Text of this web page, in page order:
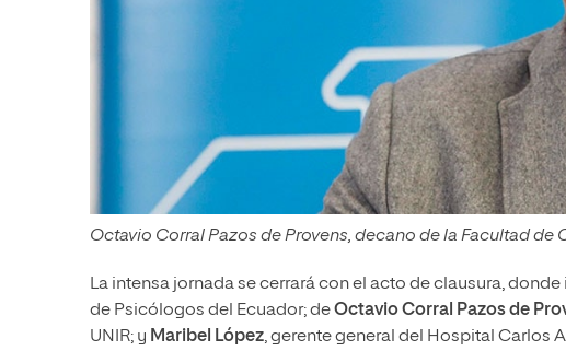
Octavio Corral Pazos de Provens, decano de la Facultad de
La intensa jornada se cerrará con el acto de clausura,
de Psicólogos del Ecuador; deOctavio Corral Pazos de
UNIR; y Maribel López, gerente general del Hospital Carlos